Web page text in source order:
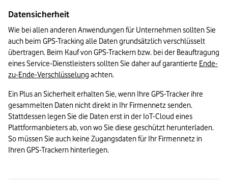
Datensicherheit
Wie bei allen anderen Anwendungen für Unternehmen sollten Sie
auch beim GPS-Tracking alle Daten grundsätzlich verschlüsselt
übertragen. Beim Kauf von GPS-Trackern bzw. bei der Beauftragung
eines Service-Dienstleisters sollten Sie daher auf garantierte Ende-
zu-Ende-Verschlüsselung achten.
Ein Plus an Sicherheit erhalten Sie, wenn Ihre GPS-Tracker ihre
gesammelten Daten nicht direkt in Ihr Firmennetz senden.
Stattdessen legen Sie die Daten erst in der IoT-Cloud eines
Plattformanbieters ab, von wo Sie diese geschützt herunterladen.
So müssen Sie auch keine Zugangsdaten für Ihr Firmennetz in
Ihren GPS-Trackern hinterlegen.